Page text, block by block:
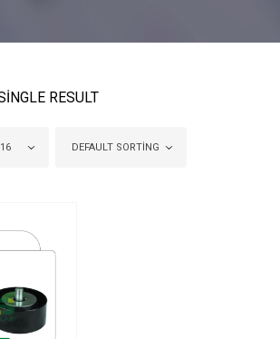
RESULT
16 DEFAULT SORTING